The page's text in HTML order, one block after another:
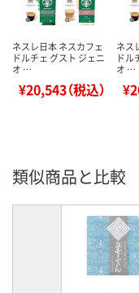
ネスレ日本 ネスカフェ
ドルチェ グスト ジェニ
オ …
¥20,543（税込）
ネス
ドル
オ …
類似商品と比較